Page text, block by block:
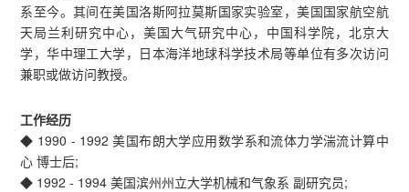
系至今。其间在美国洛斯阿拉莫斯国家实验室，美国国家航空航
天局兰利研究中心，美国大气研究中心，中国科学院，北京大
学，华中理工大学，日本海洋地球科学技术局等单位有多次访问
兼职或做访问教授。
工作经历
◆ 1990 - 1992 美国布朗大学应用数学系和流体力学湍流计算中
心 博士后;
◆ 1992 - 1994 美国滨州州立大学机械和气象系 副研究员;